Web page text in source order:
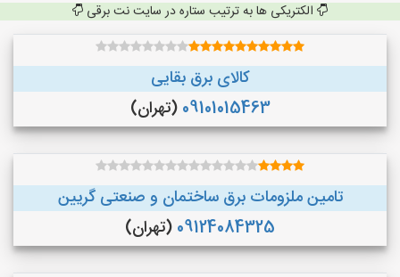
الکتریکی ها به ترتیب ستاره در سایت نت برقی
کالای برق بقایی
09101015463 (تهران)
تامین ملزومات برق ساختمان و صنعتی گریین
09124084325 (تهران)